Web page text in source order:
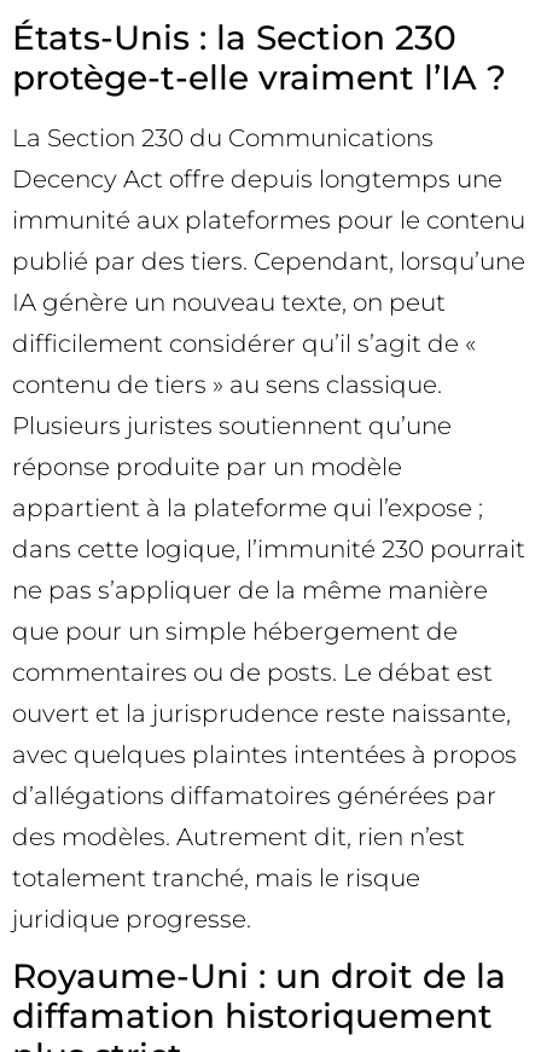
États-Unis : la Section 230
protège-t-elle vraiment l’IA ?
La Section 230 du Communications
Decency Act offre depuis longtemps une
immunité aux plateformes pour le contenu
publié par des tiers. Cependant, lorsqu’une
IA génère un nouveau texte, on peut
difficilement considérer qu’il s’agit de «
contenu de tiers » au sens classique.
Plusieurs juristes soutiennent qu’une
réponse produite par un modèle
appartient à la plateforme qui l’expose ;
dans cette logique, l’immunité 230 pourrait
ne pas s’appliquer de la même manière
que pour un simple hébergement de
commentaires ou de posts. Le débat est
ouvert et la jurisprudence reste naissante,
avec quelques plaintes intentées à propos
d’allégations diffamatoires générées par
des modèles. Autrement dit, rien n’est
totalement tranché, mais le risque
juridique progresse.
Royaume-Uni : un droit de la
diffamation historiquement